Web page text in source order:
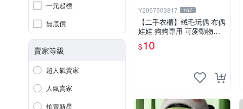
一元起標
無底價
賣家等級
超人氣賣家
人氣賣家
拍賣新星
Y2067503817 167
【二手衣櫃】絨毛玩偶 布偶
娃娃 狗狗專用 可愛動物系
列 耐咬耐磨玩具 玩偶 粉紅
熊寵物玩具 1120929
$10